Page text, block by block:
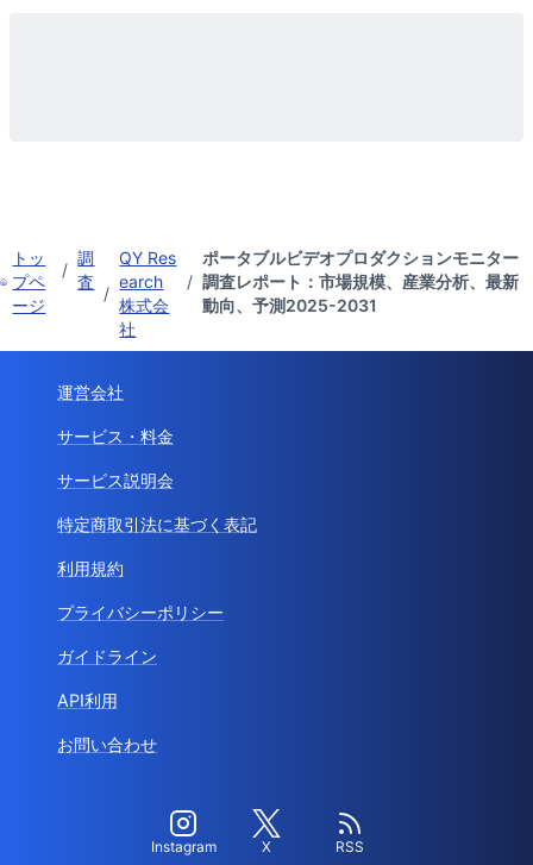
トッ
プペ
ージ
/
調
査
/
QY Res
earch
株式会
社
/
ポータブルビデオプロダクションモニター
調査レポート：市場規模、産業分析、最新
動向、予測2025-2031
運営会社
サービス・料金
サービス説明会
特定商取引法に基づく表記
利用規約
プライバシーポリシー
ガイドライン
API利用
お問い合わせ
Instagram X RSS